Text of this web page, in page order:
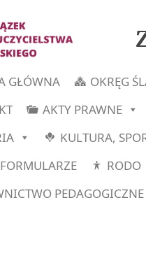
GŁÓWNA OKRĘG
AKTY PRAWNE
KULTURA,
RODO